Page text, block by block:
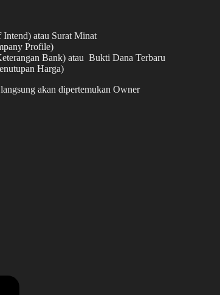
atau Surat Minat
Profile)
Bank) atau Bukti Dana Terbaru
Harga)
akan dipertemukan Owner